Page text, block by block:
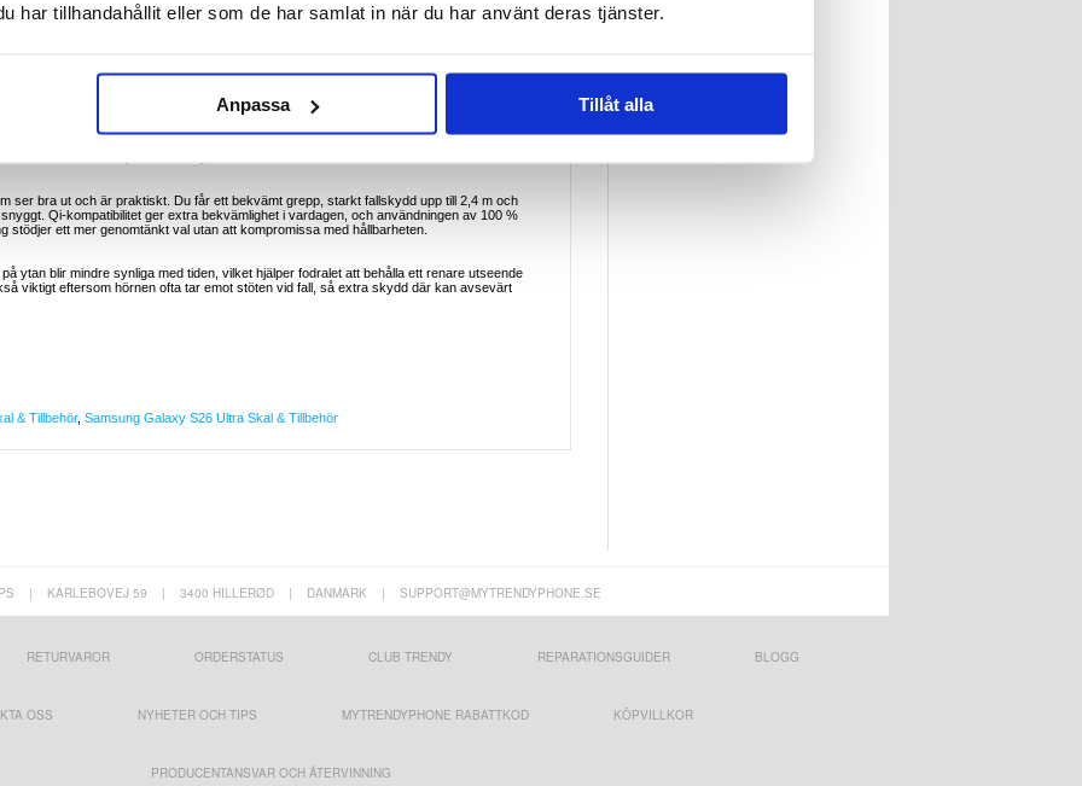
har tillhandahållit eller som de har samlat in när du har använt deras tjänster.
Anpassa Tillåt alla
med kompatibla Qi-tillbehör
Ultra från stötar i fickor, väskor och kollektivtrafik
skydd vid ständig hantering
ta bort fodralet
användning av Samsung Galaxy S26 Ultra
som fortfarande prioriterar skydd
ser bra ut och är praktiskt. Du får ett bekvämt grepp, starkt fallskydd upp till 2,4 m och
Qi-kompatibilitet ger extra bekvämlighet i vardagen, och användningen av 100 %
ett mer genomtänkt val utan att kompromissa med hållbarheten.
ytan blir mindre synliga med tiden, vilket hjälper fodralet att behålla ett renare utseende
viktigt eftersom hörnen ofta tar emot stöten vid fall, så extra skydd där kan avsevärt
& Tillbehör, Samsung Galaxy S26 Ultra Skal & Tillbehör
| KARLEBOVEJ 59 | 3400 HILLERØD | DANMARK | SUPPORT@MYTRENDYPHONE.SE
RETURVAROR ORDERSTATUS CLUB TRENDY REPARATIONSGUIDER BLOGG
OSS NYHETER OCH TIPS MYTRENDYPHONE RABATTKOD KÖPVILLKOR
PRODUCENTANSVAR OCH ÅTERVINNING